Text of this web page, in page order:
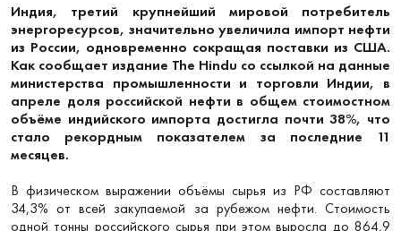
Индия, третий крупнейший мировой потребитель
энергоресурсов, значительно увеличила импорт нефти
из России, одновременно сокращая поставки из США.
Как сообщает издание The Hindu со ссылкой на данные
министерства промышленности и торговли Индии, в
апреле доля российской нефти в общем стоимостном
объёме индийского импорта достигла почти 38%, что
стало рекордным показателем за последние 11
месяцев.
В физическом выражении объёмы сырья из РФ составляют
34,3% от всей закупаемой за рубежом нефти. Стоимость
одной тонны российского сырья при этом выросла до 864,9